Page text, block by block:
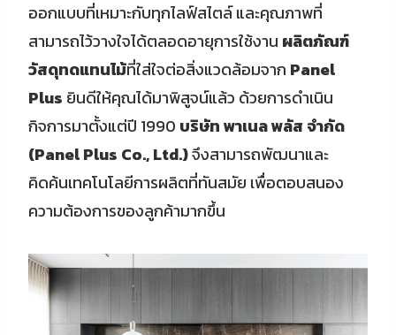
ออกแบบที่เหมาะกับทุกไลฟ์สไตล์ และคุณภาพที่
สามารถไว้วางใจได้ตลอดอายุการใช้งาน ผลิตภัณฑ์
วัสดุทดแทนไม้ที่ใส่ใจต่อสิ่งแวดล้อมจาก Panel
Plus ยินดีให้คุณได้มาพิสูจน์แล้ว ด้วยการดำเนิน
กิจการมาตั้งแต่ปี 1990 บริษัท พาเนล พลัส จำกัด
(Panel Plus Co., Ltd.)จึงสามารถพัฒนาและ
คิดค้นเทคโนโลยีการผลิตที่ทันสมัย เพื่อตอบสนอง
ความต้องการของลูกค้ามากขึ้น